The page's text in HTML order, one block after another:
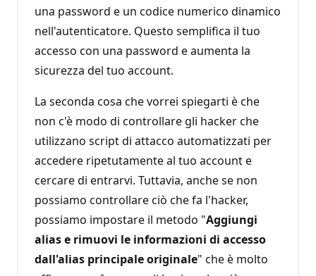
una password e un codice numerico dinamico
nell'autenticatore. Questo semplifica il tuo
accesso con una password e aumenta la
sicurezza del tuo account.
La seconda cosa che vorrei spiegarti è che
non c'è modo di controllare gli hacker che
utilizzano script di attacco automatizzati per
accedere ripetutamente al tuo account e
cercare di entrarvi. Tuttavia, anche se non
possiamo controllare ciò che fa l'hacker,
possiamo impostare il metodo "Aggiungi
alias e rimuovi le informazioni di accesso
dall'alias principale originale" che è molto